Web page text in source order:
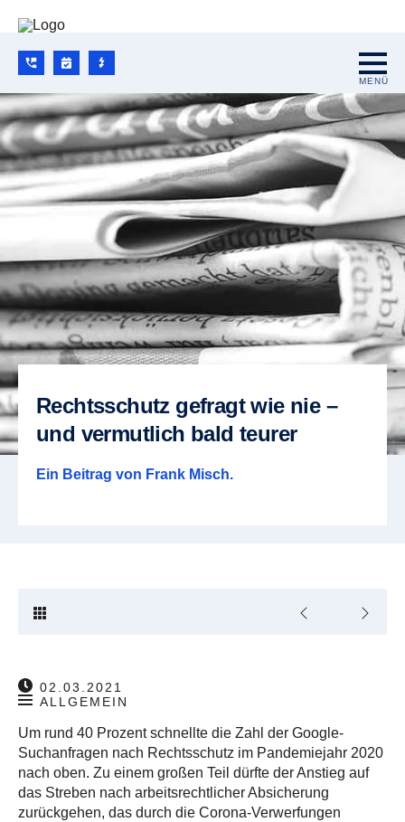
Rechtsschutz gefragt wie nie –
und vermutlich bald teurer
Ein Beitrag von Frank Misch.
02.03.2021
ALLGEMEIN
Um rund 40 Prozent schnellte die Zahl der Google-
Suchanfragen nach Rechtsschutz im Pandemiejahr 2020
nach oben. Zu einem großen Teil dürfte der Anstieg auf
das Streben nach arbeitsrechtlicher Absicherung
zurückgehen, das durch die Corona-Verwerfungen